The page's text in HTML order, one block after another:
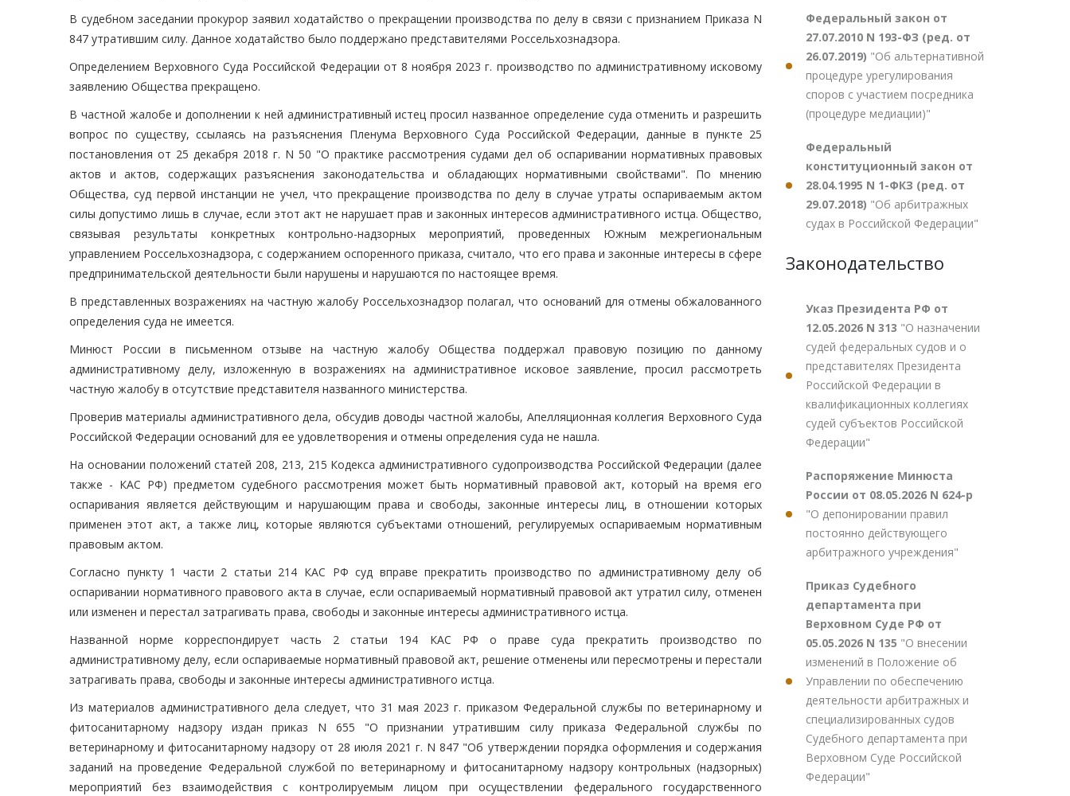
В судебном заседании прокурор заявил ходатайство о прекращении производства по делу в связи с признанием Приказа N
847 утратившим силу. Данное ходатайство было поддержано представителями Россельхознадзора.
Определением Верховного Суда Российской Федерации от 8 ноября 2023 г. производство по административному исковому
заявлению Общества прекращено.
В частной жалобе и дополнении к ней административный истец просил названное определение суда отменить и разрешить
вопрос по существу, ссылаясь на разъяснения Пленума Верховного Суда Российской Федерации, данные в пункте 25
постановления от 25 декабря 2018 г. N 50 "О практике рассмотрения судами дел об оспаривании нормативных правовых
актов и актов, содержащих разъяснения законодательства и обладающих нормативными свойствами". По мнению
Общества, суд первой инстанции не учел, что прекращение производства по делу в случае утраты оспариваемым актом
силы допустимо лишь в случае, если этот акт не нарушает прав и законных интересов административного истца. Общество,
связывая результаты конкретных контрольно-надзорных мероприятий, проведенных Южным межрегиональным
управлением Россельхознадзора, с содержанием оспоренного приказа, считало, что его права и законные интересы в сфере
предпринимательской деятельности были нарушены и нарушаются по настоящее время.
В представленных возражениях на частную жалобу Россельхознадзор полагал, что оснований для отмены обжалованного
определения суда не имеется.
Минюст России в письменном отзыве на частную жалобу Общества поддержал правовую позицию по данному
административному делу, изложенную в возражениях на административное исковое заявление, просил рассмотреть
частную жалобу в отсутствие представителя названного министерства.
Проверив материалы административного дела, обсудив доводы частной жалобы, Апелляционная коллегия Верховного Суда
Российской Федерации оснований для ее удовлетворения и отмены определения суда не нашла.
На основании положений статей 208, 213, 215 Кодекса административного судопроизводства Российской Федерации (далее
также - КАС РФ) предметом судебного рассмотрения может быть нормативный правовой акт, который на время его
оспаривания является действующим и нарушающим права и свободы, законные интересы лиц, в отношении которых
применен этот акт, а также лиц, которые являются субъектами отношений, регулируемых оспариваемым нормативным
правовым актом.
Согласно пункту 1 части 2 статьи 214 КАС РФ суд вправе прекратить производство по административному делу об
оспаривании нормативного правового акта в случае, если оспариваемый нормативный правовой акт утратил силу, отменен
или изменен и перестал затрагивать права, свободы и законные интересы административного истца.
Названной норме корреспондирует часть 2 статьи 194 КАС РФ о праве суда прекратить производство по
административному делу, если оспариваемые нормативный правовой акт, решение отменены или пересмотрены и перестали
затрагивать права, свободы и законные интересы административного истца.
Из материалов административного дела следует, что 31 мая 2023 г. приказом Федеральной службы по ветеринарному и
фитосанитарному надзору издан приказ N 655 "О признании утратившим силу приказа Федеральной службы по
ветеринарному и фитосанитарному надзору от 28 июля 2021 г. N 847 "Об утверждении порядка оформления и содержания
заданий на проведение Федеральной службой по ветеринарному и фитосанитарному надзору контрольных (надзорных)
мероприятий без взаимодействия с контролируемым лицом при осуществлении федерального государственного
Федеральный закон от
27.07.2010 N 193-ФЗ (ред. от
26.07.2019) "Об альтернативной
процедуре урегулирования
споров с участием посредника
(процедуре медиации)"
Федеральный
конституционный закон от
28.04.1995 N 1-ФКЗ (ред. от
29.07.2018) "Об арбитражных
судах в Российской Федерации"
Законодательство
Указ Президента РФ от
12.05.2026 N 313 "О назначении
судей федеральных судов и о
представителях Президента
Российской Федерации в
квалификационных коллегиях
судей субъектов Российской
Федерации"
Распоряжение Минюста
России от 08.05.2026 N 624-р
"О депонировании правил
постоянно действующего
арбитражного учреждения"
Приказ Судебного
департамента при
Верховном Суде РФ от
05.05.2026 N 135 "О внесении
изменений в Положение об
Управлении по обеспечению
деятельности арбитражных и
специализированных судов
Судебного департамента при
Верховном Суде Российской
Федерации"